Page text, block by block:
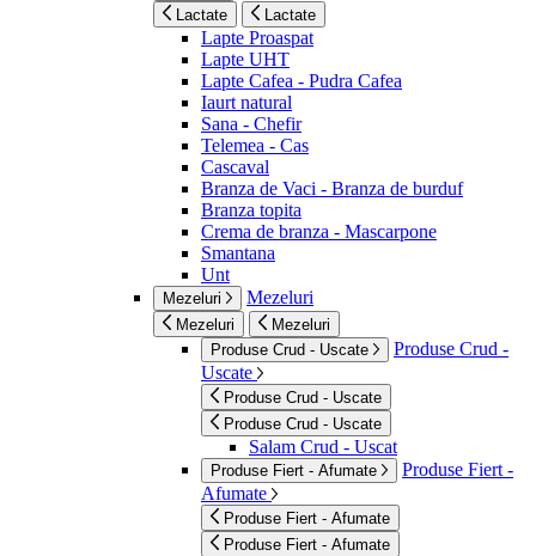
Lactate Lactate
Lapte Proaspat
Lapte UHT
Lapte Cafea - Pudra Cafea
Iaurt natural
Sana - Chefir
Telemea - Cas
Cascaval
Branza de Vaci - Branza de burduf
Branza topita
Crema de branza - Mascarpone
Smantana
Unt
Mezeluri Mezeluri
Mezeluri
Mezeluri
Produse Crud - Uscate
Produse Crud -
Uscate
Produse Crud - Uscate
Produse Crud - Uscate
Salam Crud - Uscat
Produse Fiert - Afumate
Produse Fiert -
Afumate
Produse Fiert - Afumate
Produse Fiert - Afumate